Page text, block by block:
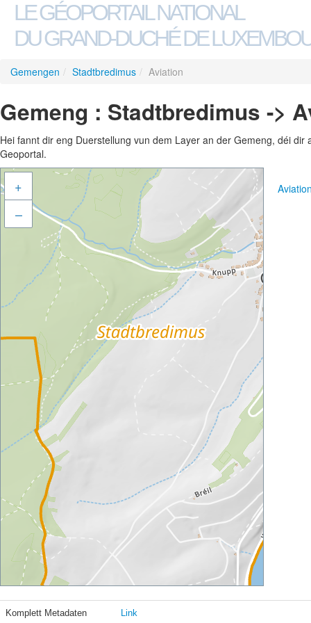
LE GÉOPORTAIL NATIONAL
DU GRAND-DUCHÉ DE
Gemengen / Stadtbredimus / Aviation
Gemeng : Stadtbredimus ->
Hei fannt dir eng Duerstellung vun dem Layer an der Gemeng, déi
Geoportal.
+
–
Komplett Metadaten Link